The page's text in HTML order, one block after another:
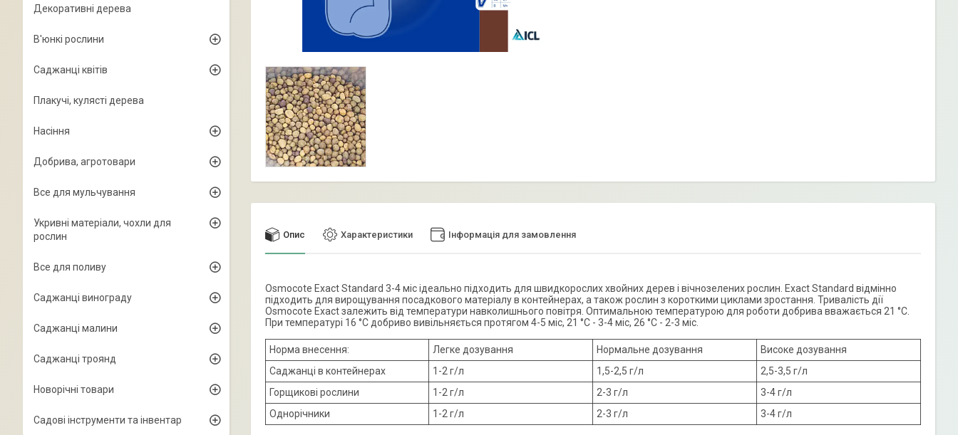
Опис Характеристики Інформація для замовлення
Osmocote Exact Standard 3-4 міс ідеально підходить для швидкорослих хвойних дерев і вічнозелених рослин. Exact Standard відмінно
підходить для вирощування посадкового матеріалу в контейнерах, а також рослин з короткими циклами зростання. Тривалість дії
Osmocote Exact залежить від температури навколишнього повітря. Оптимальною температурою для роботи добрива вважається 21 °С.
При температурі 16 °С добриво вивільняється протягом 4-5 міс, 21 °С - 3-4 міс, 26 °С - 2-3 міс.
Норма внесення: Легке дозування Нормальне дозування
Високе дозування
Саджанці в контейнерах
1-2 г/л 1,5-2,5 г/л
2,5-3,5 г/л
Горщикові рослини
1-2 г/л 2-3 г/л
3-4 г/л
Однорічники
1-2 г/л 2-3 г/л 3-4 г/л
Декоративні дерева
В'юнкі рослини
Саджанці квітів
Плакучі, кулясті дерева
Насіння
Добрива, агротовари
Все для мульчування
Укривні матеріали, чохли для
рослин
Все для поливу
Саджанці винограду
Саджанці малини
Саджанці троянд
Новорічні товари
Садові інструменти та інвентар